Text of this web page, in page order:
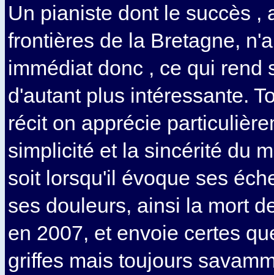
Un pianiste dont le succès ,
frontières de la Bretagne,
immédiat donc , ce qui rend
d'autant plus intéressante.
récit on apprécie
simplicité et la sincérité du
soit lorsqu'il évoque ses
ses douleurs, ainsi la mort
en 2007, et envoie certes
griffes mais toujours